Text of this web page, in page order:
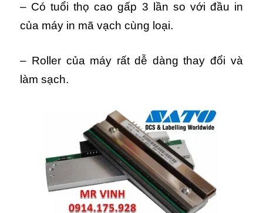
– Có tuổi thọ cao gấp 3 lần so với đầu in
của máy in mã vạch cùng loại.
– Roller của máy rất dễ dàng thay đổi và
làm sạch.